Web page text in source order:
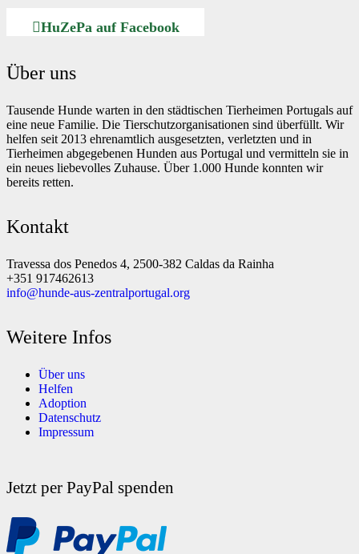
HuZePa auf Facebook
Über uns
Tausende Hunde warten in den städtischen Tierheimen Portugals auf
eine neue Familie. Die Tierschutzorganisationen sind überfüllt. Wir
helfen seit 2013 ehrenamtlich ausgesetzten, verletzten und in
Tierheimen abgegebenen Hunden aus Portugal und vermitteln sie in
ein neues liebevolles Zuhause. Über 1.000 Hunde konnten wir
bereits retten.
Kontakt
Travessa dos Penedos 4, 2500-382 Caldas da Rainha
+351 917462613
info@hunde-aus-zentralportugal.org
Weitere Infos
Über uns
Helfen
Adoption
Datenschutz
Impressum
Jetzt per PayPal spenden